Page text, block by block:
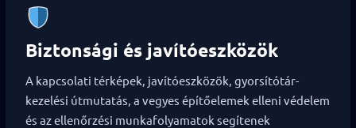
Biztonsági és javítóeszközök
A kapcsolati térképek, javítóeszközök, gyorsítótár-
kezelési útmutatás, a vegyes építőelemek elleni védelem
és az ellenőrzési munkafolyamatok segítenek